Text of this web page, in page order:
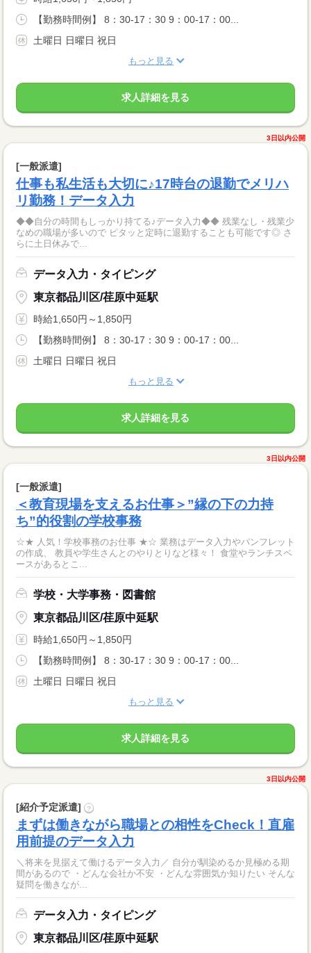
【勤務時間例】 8：30-17：30 9：00-17：00...
土曜日 日曜日 祝日
もっと見る
求人詳細を見る
3日以内公開
[一般派遣]
仕事も私生活も大切に♪17時台の退勤でメリハ
リ勤務！データ入力
◆◆自分の時間もしっかり持てる♪データ入力◆◆ 残業なし・残業少
なめの職場が多いので ピタッと定時に退勤することも可能です◎ さ
らに土日休みで...
データ入力・タイピング
東京都品川区/荏原中延駅
時給1,650円～1,850円
【勤務時間例】 8：30-17：30 9：00-17：00...
土曜日 日曜日 祝日
もっと見る
求人詳細を見る
3日以内公開
[一般派遣]
＜教育現場を支えるお仕事＞”縁の下の力持
ち”的役割の学校事務
☆★ 人気！学校事務のお仕事 ★☆ 業務はデータ入力やパンフレット
の作成、 教員や学生さんとのやりとりなど様々！ 食堂やランチスペ
ースがあるとこ...
学校・大学事務・図書館
東京都品川区/荏原中延駅
時給1,650円～1,850円
【勤務時間例】 8：30-17：30 9：00-17：00...
土曜日 日曜日 祝日
もっと見る
求人詳細を見る
3日以内公開
[紹介予定派遣] ?
まずは働きながら職場との相性をCheck！直雇
用前提のデータ入力
＼将来を見据えて働けるデータ入力／ 自分が馴染めるか見極める期
間があるので ・どんな会社か不安 ・どんな雰囲気か知りたい そんな
疑問を働きなが...
データ入力・タイピング
東京都品川区/荏原中延駅